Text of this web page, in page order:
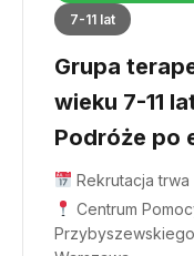
7-11 lat
Grupa
wieku 7-11
Podróże po
Rekrutacja trwa
Centrum